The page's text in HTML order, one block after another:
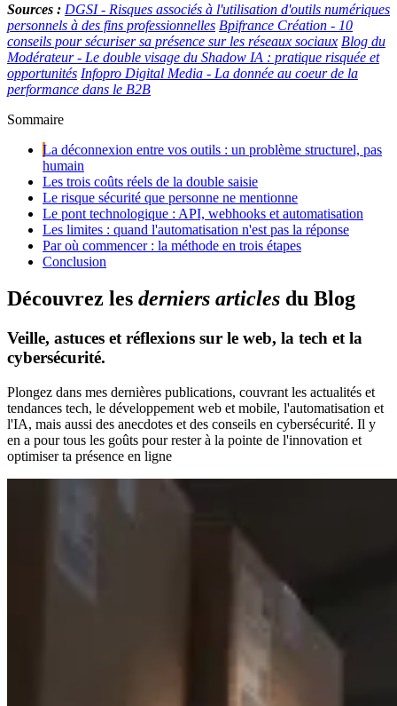
Sources : DGSI - Risques associés à l'utilisation d'outils numériques
personnels à des fins professionnelles Bpifrance Création - 10
conseils pour sécuriser sa présence sur les réseaux sociaux Blog du
Modérateur - Le double visage du Shadow IA : pratique risquée et
opportunités Infopro Digital Media - La donnée au coeur de la
performance dans le B2B
Sommaire
La déconnexion entre vos outils : un problème structurel, pas
humain
Les trois coûts réels de la double saisie
Le risque sécurité que personne ne mentionne
Le pont technologique : API, webhooks et automatisation
Les limites : quand l'automatisation n'est pas la réponse
Par où commencer : la méthode en trois étapes
Conclusion
Découvrez les derniers articles du Blog
Veille, astuces et réflexions sur le web, la tech et la
cybersécurité.
Plongez dans mes dernières publications, couvrant les actualités et
tendances tech, le développement web et mobile, l'automatisation et
l'IA, mais aussi des anecdotes et des conseils en cybersécurité. Il y
en a pour tous les goûts pour rester à la pointe de l'innovation et
optimiser ta présence en ligne